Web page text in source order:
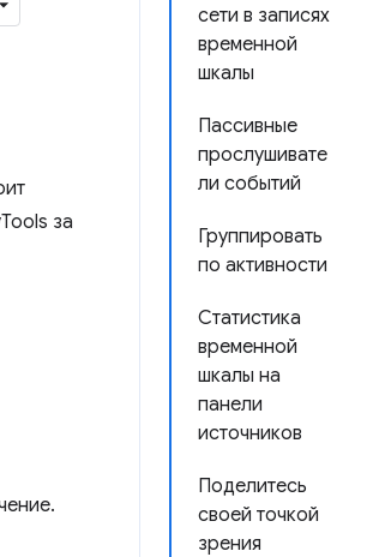
сети в записях
временной
шкалы
Пассивные
прослушивате
ли событий
Группировать
по активности
Статистика
временной
шкалы на
панели
источников
Поделитесь
своей точкой
зрения
за